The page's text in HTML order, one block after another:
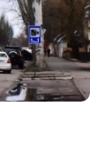
переглядів